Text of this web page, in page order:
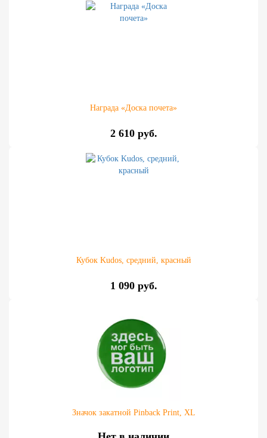
Награда «Доска почета»
2 610 руб.
Кубок Kudos, средний, красный
1 090 руб.
Значок закатной Pinback Print, XL